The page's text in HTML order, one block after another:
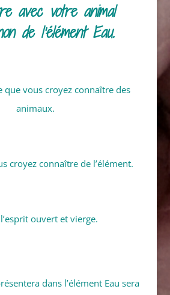
avec votre animal
de l’élément Eau.
que vous croyez connaître des
animaux.
croyez connaître de l’élément.
ouvert et vierge.
dans l’élément Eau sera